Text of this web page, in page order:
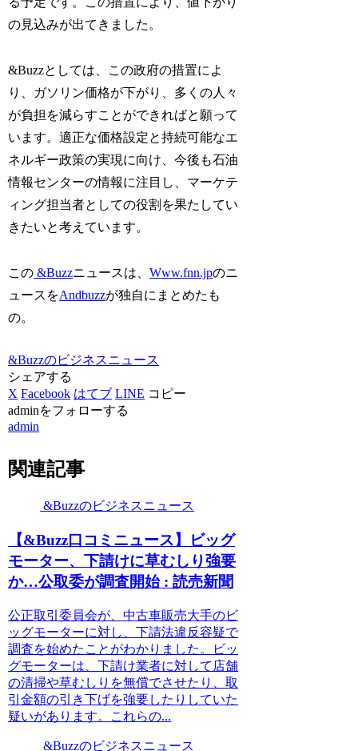
の見込みが出てきました。
&Buzzとしては、この政府の措置によ
り、ガソリン価格が下がり、多くの人々
が負担を減らすことができればと願って
います。適正な価格設定と持続可能なエ
ネルギー政策の実現に向け、今後も石油
情報センターの情報に注目し、マーケテ
ィング担当者としての役割を果たしてい
きたいと考えています。
この &Buzzニュースは、Www.fnn.jpのニ
ュースをAndbuzzが独自にまとめたも
の。
&Buzzのビジネスニュース
シェアする
X Facebook はてブ LINE コピー
adminをフォローする
admin
関連記事
&Buzzのビジネスニュース
【&Buzz口コミニュース】ビッグ
モーター、下請けに草むしり強要
か…公取委が調査開始 : 読売新聞
公正取引委員会が、中古車販売大手のビ
ッグモーターに対し、下請法違反容疑で
調査を始めたことがわかりました。ビッ
グモーターは、下請け業者に対して店舗
の清掃や草むしりを無償でさせたり、取
引金額の引き下げを強要したりしていた
疑いがあります。これらの...
&Buzzのビジネスニュース